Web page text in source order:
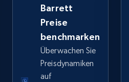
TikTok Shop - category
URL, Title, Available,
price, Final price, Discount
Barrett
Preise
benchmarken
Überwachen Sie
Preisdynamiken
auf